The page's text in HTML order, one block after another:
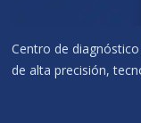
Centro de
de alta precisión,